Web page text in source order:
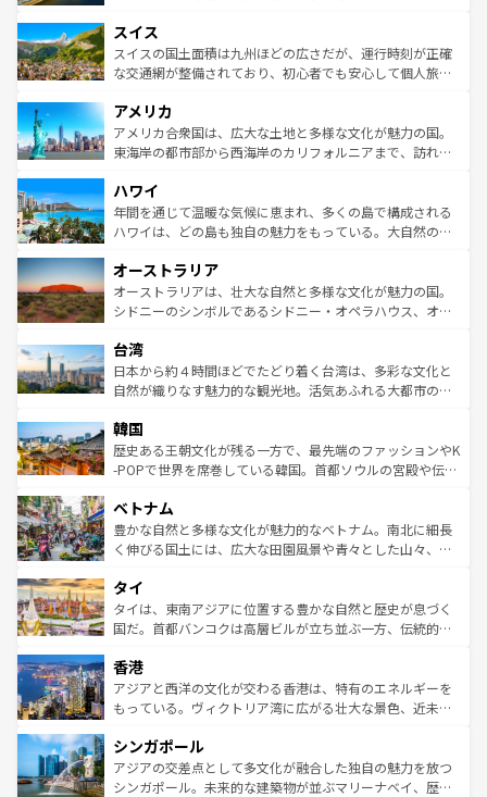
れる地方に足を運ぶとそれぞれで全く異なる文化を体験で
きるだろう。 なお、新着のフランス情報はコンテンツ一覧
を参照してほしい。
は、お酒好きな人にはぜひ体験してほしい。 なお、新着の
ドイツ情報はコンテンツ一覧を参照してほしい。
リアごとに異なる魅力がある。また、優雅なアフタヌーン
ティー、ビール好きにはたまらない英国パブ、サッカー観
戦など、本場だからこそできる体験も豊富。イギリスを旅
ンツ一覧を参照してほしい。
スイス
スイスの国土面積は九州ほどの広さだが、運行時刻が正確
な交通網が整備されており、初心者でも安心して個人旅行
の建物がそのまま残る町や、スイスならではのユニークな
博物館もあり、アルプス観光だけでなく町歩きも満喫する
ことができる。国民の所得が高いため物価も高いが、旅行
ば市内交通費無料で観光を楽しむこともできる。 なお、新
着のスイス情報はコンテンツ一覧 を参照してほしい。
アメリカ
アメリカ合衆国は、広大な土地と多様な文化が魅力の国。
東海岸の都市部から西海岸のカリフォルニアまで、訪れる
のような巨大都市は、観光、ショッピング、エンターテイ
ンメントが詰まった刺激的なスポットだ。一方、アメリカ
西部には大自然が広がり、グランドキャニオンやイエロー
部のニューオーリンズでは、音楽と美食が融合した独特の
文化が魅力。旅行者はアメリカの各地域で異なる魅力を楽
しみながら、その多様性と豊かな歴史を感じることができ
ならではの贅沢な旅のスタイルだ。 なお、新着のアメリカ
情報はコンテンツ一覧を参照してほしい。
ハワイ
年間を通じて温暖な気候に恵まれ、多くの島で構成される
ハワイは、どの島も独自の魅力をもっている。大自然の神
ワイ島は見逃せない。また、定番の観光地といえばオアフ
島だが、静かな自然を求めるならマウイ島やカウアイ島が
おすすめ。エメラルドグリーンに輝く海をはじめ、豊かな
れるおもてなしの心で訪れる人々を迎えてくれるハワイの
人々、おいしいローカルフードやハワイアンミュージッ
ク、伝統的なフラダンスなど、すべてがハワイの魅力を彩
ワイを、存分に味わってほしい。 なお、新着のハワイ情報
はコンテンツ一覧を参照してほしい。
オーストラリア
オーストラリアは、壮大な自然と多様な文化が魅力の国。
シドニーのシンボルであるシドニー・オペラハウス、オー
リアリーフや大陸中央部にそびえるウルル（エアーズロッ
ク）、タスマニアの美しい原生林やケアンズの熱帯雨林な
ど、見どころがたくさん。また、カフェやワイン、オージ
いる。アクティビティも充実しており、サーフィンやダイ
ビング、ハイキングなど、アウトドア好きにはたまらな
い。オーストラリアの多彩な魅力を存分に味わいつくそ
参照してほしい。
台湾
日本から約４時間ほどでたどり着く台湾は、多彩な文化と
自然が織りなす魅力的な観光地。活気あふれる大都市の台
ン）、静ひつな山岳地帯である台湾東部など、都市の喧騒
と山間の静けさが共存しており、訪れる人に新しい発見と
驚きをもたらしてくれる。また、奥深い台湾の食文化も魅
容にもいいと評判のスイーツなど、バラエティ豊かな料理
が味わえる。 なお、新着の台湾情報は コンテンツ一覧を参
照してほしい。
韓国
歴史ある王朝文化が残る一方で、最先端のファッションやK
-POPで世界を席巻している韓国。首都ソウルの宮殿や伝統
き、地方に足を延ばせば四季折々の自然美を楽しむことが
できる。そして、キムチや焼肉、絶品のストリートフード
まで、さまざまな韓国料理が待っている。夜には、韓国な
リティに包まれながら、韓国の多彩な魅力を心ゆくまで味
わってみてほしい。 なお、新着の韓国情報はコンテンツ一
覧を参照してほしい。
ベトナム
豊かな自然と多様な文化が魅力的なベトナム。南北に細長
く伸びる国土には、広大な田園風景や青々とした山々、世
急速な発展と共に伝統が息づく。ハノイの古い町並みやホ
ーチミン市のフランス統治時代の建物も、独特の雰囲気を
醸し出している。また、バラエティの豊かさとおいしさで
とつ。フォーやバインミー、ベトナムコーヒーなどは、ぜ
ひ現地で味わいたい。どの地域を訪れてもあたたかい人々
が旅行者を迎えてくれるので、きっと忘れられない旅にな
参照してほしい。
タイ
タイは、東南アジアに位置する豊かな自然と歴史が息づく
国だ。首都バンコクは高層ビルが立ち並ぶ一方、伝統的な
の活気が交差している。北部ではチェンマイなどの山岳地
帯で自然と触れ合い、南部ではプーケットやクラビの美し
いビーチでリゾート気分を楽しむことができる。タイ料理
激する。気候は一年中温暖で、どの季節にも異なる楽しみ
が待っている。親しみやすいタイの人々、仏教を中心とし
た文化、そして多様な観光資源が、訪れる旅人を魅了し続
香港
アジアと西洋の文化が交わる香港は、特有のエネルギーを
もっている。ヴィクトリア湾に広がる壮大な景色、近未来
み、どこを訪れても感動するはず。観光スポットが密集し
ており、効率よく見どころを回れるのも魅力。息をのむよ
うな絶景から文化的な体験まで、香港を存分に楽しみ尽く
シンガポール
アジアの交差点として多文化が融合した独自の魅力を放つ
シンガポール。未来的な建築物が並ぶマリーナベイ、歴史